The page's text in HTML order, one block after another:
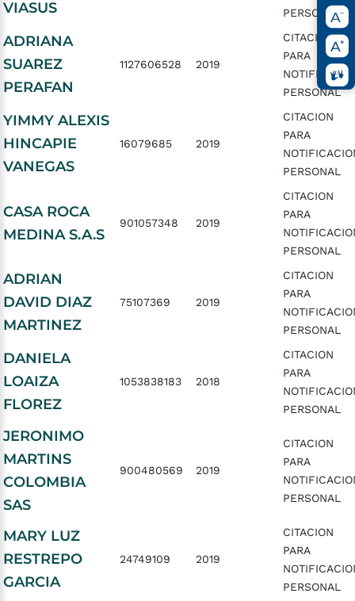
VIASUS
PERSONAL
ADRIANA
SUAREZ
PERAFAN
1127606528 2019
CITACION
PARA
PERSONAL
YIMMY ALEXIS
HINCAPIE
VANEGAS
16079685 2019
CITACION
PARA
PERSONAL
CASA ROCA
MEDINA S.A.S
901057348 2019
CITACION
PARA
PERSONAL
ADRIAN
DAVID DIAZ
MARTINEZ
75107369 2019
CITACION
PARA
PERSONAL
DANIELA
LOAIZA
FLOREZ
1053838183 2018
CITACION
PARA
PERSONAL
JERONIMO
MARTINS
COLOMBIA
SAS
900480569 2019
CITACION
PARA
PERSONAL
MARY LUZ
RESTREPO
GARCIA
24749109 2019
CITACION
PARA
PERSONAL